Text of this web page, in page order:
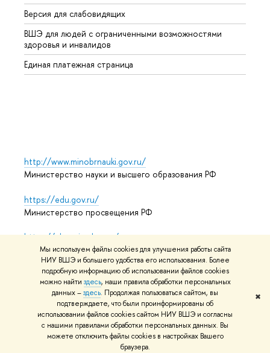
Мы используем файлы cookies для улучшения работы сайта
НИУ ВШЭ и большего удобства его использования. Более
подробную информацию об использовании файлов cookies
можно найти здесь, наши правила обработки персональных
данных –здесь. Продолжая пользоваться сайтом, вы
подтверждаете, что были проинформированы об
использовании файлов cookies сайтом НИУ ВШЭ и согласны
с нашими правилами обработки персональных данных. Вы
можете отключить файлы cookies в настройках Вашего
браузера.
✖
Версия для слабовидящих
ВШЭ для людей с ограниченными возможностями
здоровья и инвалидов
Единая платежная страница
http://www.minobrnauki.gov.ru/
Министерство науки и высшего образования РФ
https://edu.gov.ru/
Министерство просвещения РФ
https://elearning.hse.ru/mooc
Массовые открытые онлайн-курсы
© НИУ ВШЭ 1993–2026 Адреса и контактыУсловия
использования материаловПолитика конфиденциальности
Карта сайта
Редактору